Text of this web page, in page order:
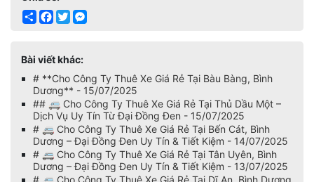
ShareFacebook
Twitter
Bài viết khác:
# **Cho Công Ty Thuê Xe Giá Rẻ Tại Bàu Bàng, Bình
Dương** - 15/07/2025
## 🚐 Cho Công Ty Thuê Xe Giá Rẻ Tại Thủ Dầu Một –
Dịch Vụ Uy Tín Từ Đại Đồng Đen - 15/07/2025
# 🚐 Cho Công Ty Thuê Xe Giá Rẻ Tại Bến Cát, Bình
Dương – Đại Đồng Đen Uy Tín & Tiết Kiệm - 14/07/2025
# 🚐 Cho Công Ty Thuê Xe Giá Rẻ Tại Tân Uyên, Bình
Dương – Đại Đồng Đen Uy Tín & Tiết Kiệm - 13/07/2025
# 🚐 Cho Công Ty Thuê Xe Giá Rẻ Tại Dĩ An, Bình Dương